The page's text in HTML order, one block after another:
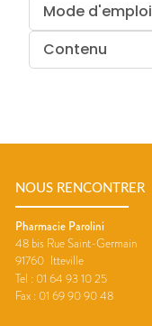
Mode d'emploi
Contenu
NOUS RENCONTRER
Pharmacie Parolini
48 bis Rue Saint-Germain
91760 Itteville
Tel : 01 64 93 10 25
Fax : 01 69 90 90 48